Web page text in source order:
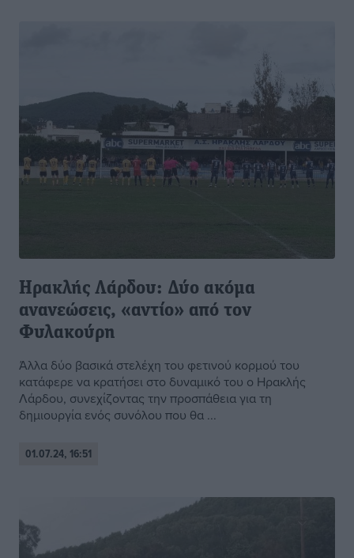
Ηρακλής Λάρδου: Δύο ακόμα
ανανεώσεις, «αντίο» από τον
Φυλακούρη
Άλλα δύο βασικά στελέχη του φετινού κορμού του
κατάφερε να κρατήσει στο δυναμικό του ο Ηρακλής
Λάρδου, συνεχίζοντας την προσπάθεια για τη
δημιουργία ενός συνόλου που θα ...
01.07.24, 16:51